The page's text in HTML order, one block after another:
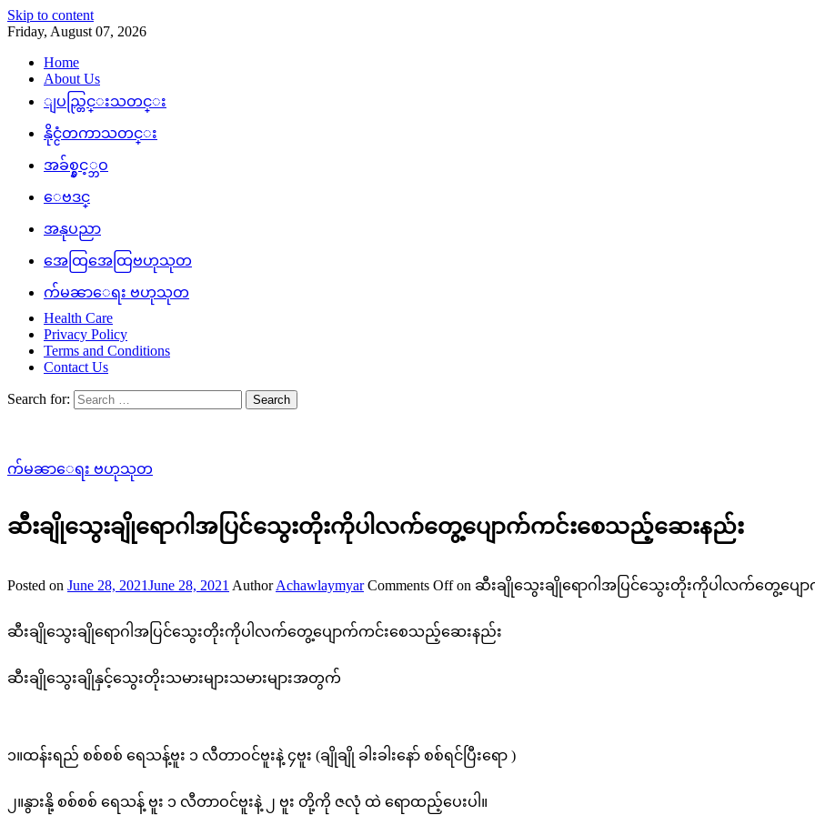
Skip to content
Friday, August 07, 2026
Home
About Us
ျပည္တြင္းသတင္း
နိုင္ငံတကာသတင္း
အခ်စ္နွင့္ဘဝ
ေဗဒင္
အနုပညာ
အေထြအေထြဗဟုသုတ
က်မၼာေရး ဗဟုသုတ
Health Care
Privacy Policy
Terms and Conditions
Contact Us
Search for:
က်မၼာေရး ဗဟုသုတ
ဆီးချိုသွေးချိုရောဂါအပြင်သွေးတိုးကိုပါလက်တွေ့ပျောက်ကင်းစေသည့်ဆေးနည်း
Posted on June 28, 2021June 28, 2021 Author Achawlaymyar Comments Offon ဆီးချိုသွေးချိုရောဂါအပြင်သွေးတိုးကိုပါလက်တွေ့ပျ
ဆီးချိုသွေးချိုရောဂါအပြင်သွေးတိုးကိုပါလက်တွေ့ပျောက်ကင်းစေသည့်ဆေးနည်း
ဆီးချိုသွေးချိုနှင့်သွေးတိုးသမားများသမားများအတွက်
၁။ထန်းရည် စစ်စစ် ရေသန့်ဗူး ၁ လီတာဝင်ဗူးနဲ့ ၄ဗူး (ချိုချို ခါးခါးနော် စစ်ရင်ပြီးရော )
၂။နွားနို့ စစ်စစ် ရေသန့် ဗူး ၁ လီတာဝင်ဗူးနဲ့ ၂ ဗူး တို့ကို ဇလုံ ထဲ ရောထည့်ပေးပါ။